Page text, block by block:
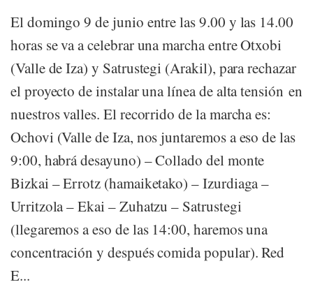
El domingo 9 de junio entre las 9.00 y las 14.00
horas se va a celebrar una marcha entre Otxobi
(Valle de Iza) y Satrustegi (Arakil), para rechazar
el proyecto de instalar una línea de alta tensión en
nuestros valles. El recorrido de la marcha es:
Ochovi (Valle de Iza, nos juntaremos a eso de las
9:00, habrá desayuno) – Collado del monte
Bizkai – Errotz (hamaiketako) – Izurdiaga –
Urritzola – Ekai – Zuhatzu – Satrustegi
(llegaremos a eso de las 14:00, haremos una
concentración y después comida popular). Red
E...